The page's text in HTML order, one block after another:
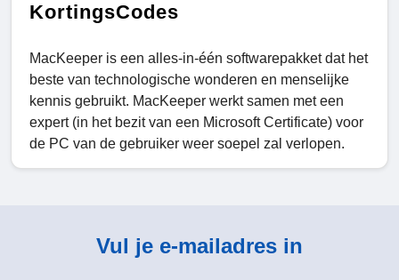
KortingsCodes
MacKeeper is een alles-in-één softwarepakket dat het
beste van technologische wonderen en menselijke
kennis gebruikt. MacKeeper werkt samen met een
expert (in het bezit van een Microsoft Certificate) voor
de PC van de gebruiker weer soepel zal verlopen.
Vul je e-mailadres in